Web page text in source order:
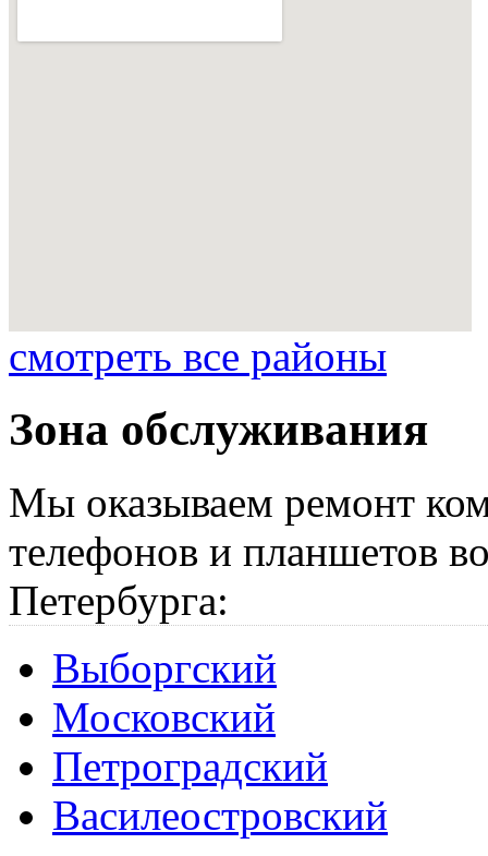
смотреть все районы
Зона обслуживания
Мы оказываем ремонт
телефонов и планшетов
Петербурга:
Выборгский
Московский
Петроградский
Василеостровский